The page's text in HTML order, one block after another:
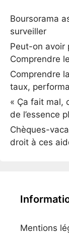
Boursorama
surveiller
Peut-on avoir
Comprendre
Comprendre
taux,
« Ça fait mal,
de l’essence
Chèques-
droit à ces
Mentions